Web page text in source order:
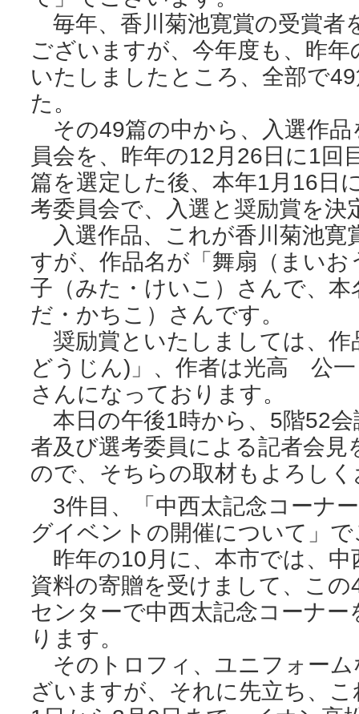
毎年、香川菊池寛賞の受賞者
ございますが、今年度も、昨
いたしましたところ、全部で
た。
その49篇の中から、入選作品
員会を、昨年の12月26日に1回
篇を選定した後、本年1月16日
考委員会で、入選と奨励賞を決
入選作品、これが香川菊池寛
すが、作品名が「舞扇（まい
子（みた・けいこ）さんで、
だ・かちこ）さんです。
奨励賞といたしましては、作
どうじん)」、作者は光高 公
さんになっております。
本日の午後1時から、5階52
者及び選考委員による記者会
ので、そちらの取材もよろし
3件目、「中西太記念コーナ
グイベントの開催について」
昨年の10月に、本市では、
資料の寄贈を受けまして、こ
センターで中西太記念コーナ
ります。
そのトロフィ、ユニフォーム
ざいますが、それに先立ち、